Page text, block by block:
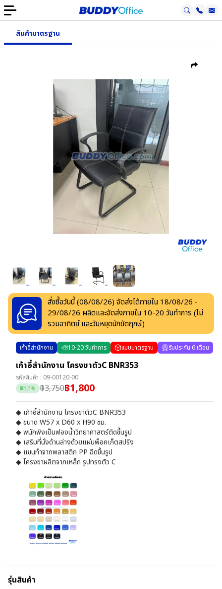
สินค้ามาตรฐาน
สั่งซื้อวันนี้ (08/08/26) จัดส่งได้ภายใน 18/08/26 -
29/08/26 ผลิตและจัดส่งภายใน 10-20 วันทำการ (ไม่
รวมอาทิตย์ และวันหยุดนักขัตฤกษ์)
เก้าอี้สำนักงาน 10-20วันทำการ แบบมาตรฐาน รับประกัน 6 เดือน
เก้าอี้สำนักงาน โครงขาตัวC BNR353
รหัสสินค้า : 09-00120-00
52% ฿3,750฿1,800
◆ เก้าอี้สำนักงาน โครงขาตัวC BNR353
◆ ขนาด W57 x D60 x H90 ซม.
◆ พนักพิงเป็นฟองน้ำวิทยาศาสตร์ตัดขึ้นรูป
◆ เสริมที่นั่งด้านล่างด้วยแผ่นพ็อคเก็ตสปริง
◆ แขนทำจากพลาสติก PP ฉีดขึ้นรูป
◆ โครงขาผลิตจากเหล็ก รูปทรงตัว C
รุ่นสินค้า